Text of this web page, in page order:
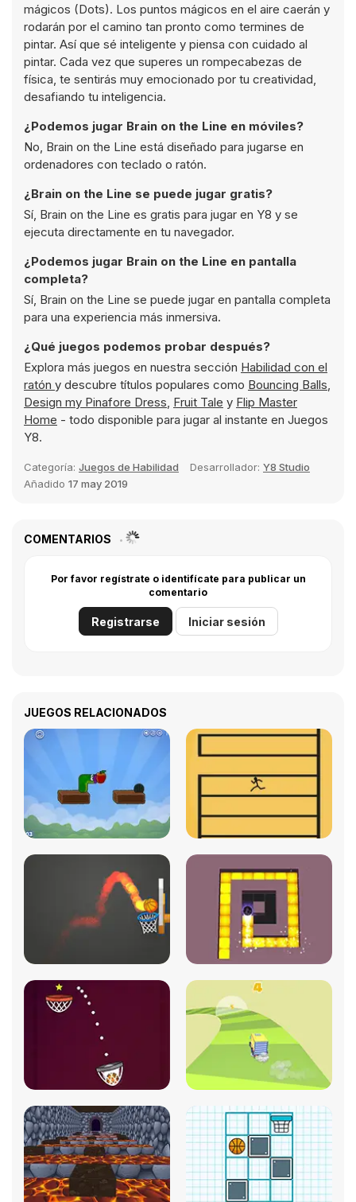
mágicos (Dots). Los puntos mágicos en el aire caerán y
rodarán por el camino tan pronto como termines de
pintar. Así que sé inteligente y piensa con cuidado al
pintar. Cada vez que superes un rompecabezas de
física, te sentirás muy emocionado por tu creatividad,
desafiando tu inteligencia.
¿Podemos jugar Brain on the Line en móviles?
No, Brain on the Line está diseñado para jugarse en
ordenadores con teclado o ratón.
¿Brain on the Line se puede jugar gratis?
Sí, Brain on the Line es gratis para jugar en Y8 y se
ejecuta directamente en tu navegador.
¿Podemos jugar Brain on the Line en pantalla
completa?
Sí, Brain on the Line se puede jugar en pantalla completa
para una experiencia más inmersiva.
¿Qué juegos podemos probar después?
Explora más juegos en nuestra sección Habilidad con el
ratón y descubre títulos populares como Bouncing Balls,
Design my Pinafore Dress, Fruit Tale y Flip Master
Home - todo disponible para jugar al instante en Juegos
Y8.
Categoría: Juegos de Habilidad Desarrollador: Y8 Studio
Añadido 17 may 2019
COMENTARIOS
Por favor regístrate o identifícate para publicar un
comentario
Registrarse Iniciar sesión
JUEGOS RELACIONADOS